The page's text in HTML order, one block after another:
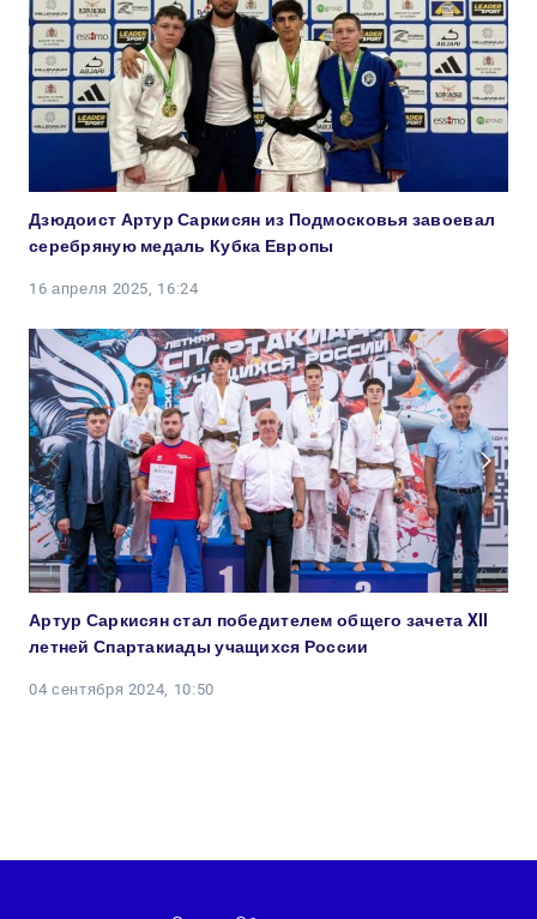
Дзюдоист Артур Саркисян из Подмосковья завоевал
серебряную медаль Кубка Европы
16 апреля 2025, 16:24
Артур Саркисян стал победителем общего зачета XII
летней Спартакиады учащихся России
04 сентября 2024, 10:50